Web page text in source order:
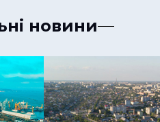
новини